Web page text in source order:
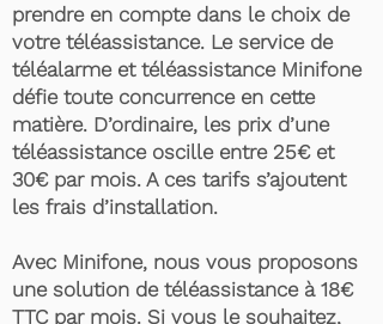
prendre en compte dans le choix de
votre téléassistance. Le service de
téléalarme et téléassistance Minifone
défie toute concurrence en cette
matière. D’ordinaire, les prix d’une
téléassistance oscille entre 25€ et
30€ par mois. A ces tarifs s’ajoutent
les frais d’installation.
Avec Minifone, nous vous proposons
une solution de téléassistance à 18€
TTC par mois. Si vous le souhaitez,